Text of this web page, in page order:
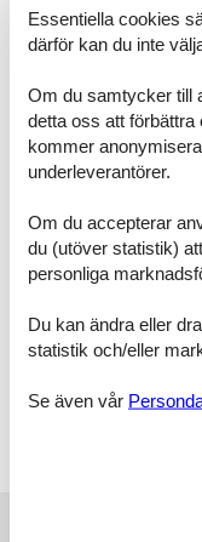
matbord, sitthörna,
sovrum(Våningssäng 3
hiss
Notera:
På av lugn och ro, hyrs
tillåtet Trafik- och
Det kan vara så att
förbjudet att anordna
fyllefester i huset
1 våningen
Sovrum
Essentiella cookies
därför kan du inte
Om du samtycker till
detta oss att
kommer
underleverantörer.
Om du accepterar
du (utöver statistik)
personliga
Du kan ändra eller
statistik och/eller
Se även vår